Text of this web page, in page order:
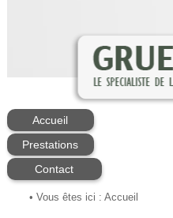
Accueil
Prestations
Contact
• Vous êtes ici : Accueil